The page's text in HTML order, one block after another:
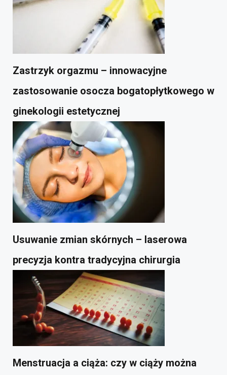
Zastrzyk orgazmu – innowacyjne
zastosowanie osocza bogatopłytkowego w
ginekologii estetycznej
Usuwanie zmian skórnych – laserowa
precyzja kontra tradycyjna chirurgia
Menstruacja a ciąża: czy w ciąży można